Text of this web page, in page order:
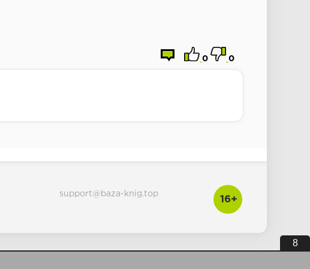
0 0
16+
support@baza-knig.top
7